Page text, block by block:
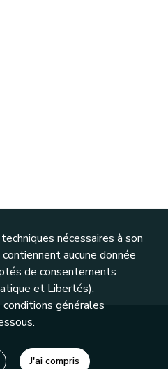
nécessaires à son
aucune donnée
de consentements
et Libertés).
générales
J'ai compris